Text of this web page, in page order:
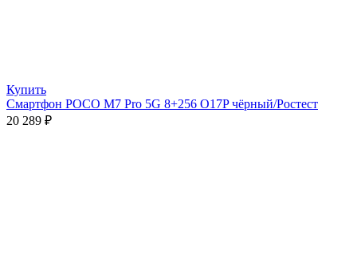
Купить
Смартфон POCO M7 Pro 5G 8+256 O17P чёрный/Ростест
20 289 ₽